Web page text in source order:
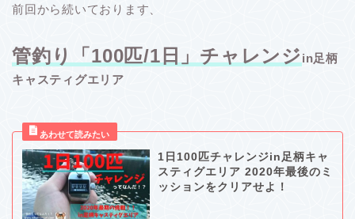
前回から続いております、
管釣り「100匹/1日」チャレンジin足柄
キャスティグエリア
1日100匹チャレンジin足柄キャ
スティグエリア 2020年最後のミ
ッションをクリアせよ！